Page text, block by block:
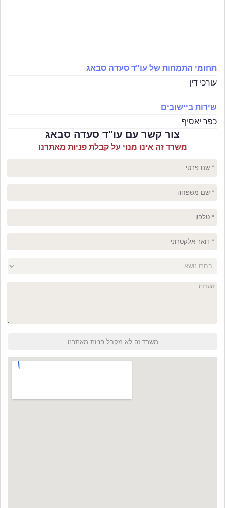
תחומי התמחות של עו"ד סעדה סבאג
עורכי דין
שירות ביישובים
כפר יאסיף
צור קשר עם עו"ד סעדה סבאג
משרד זה אינו מנוי על קבלת פניות מאתרנו